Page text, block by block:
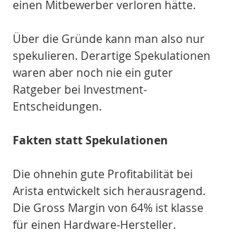
einen Mitbewerber verloren hätte.
Über die Gründe kann man also nur
spekulieren. Derartige Spekulationen
waren aber noch nie ein guter
Ratgeber bei Investment-
Entscheidungen.
Fakten statt Spekulationen
Die ohnehin gute Profitabilität bei
Arista entwickelt sich herausragend.
Die Gross Margin von 64% ist klasse
für einen Hardware-Hersteller.